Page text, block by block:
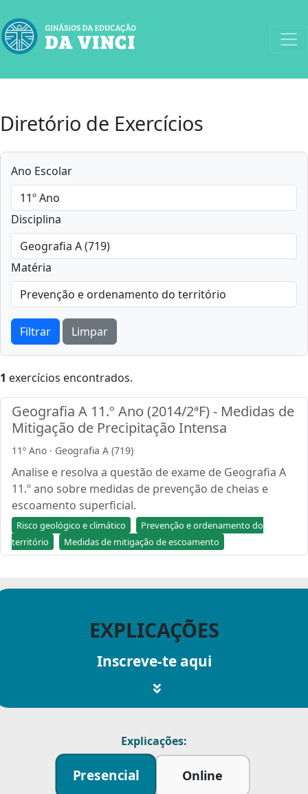
Diretório de Exercícios
Ano Escolar
Disciplina
Matéria
Filtrar Limpar
1 exercícios encontrados.
Geografia A 11.º Ano (2014/2ªF) - Medidas de
Mitigação de Precipitação Intensa
11º Ano · Geografia A (719)
Analise e resolva a questão de exame de Geografia A
11.º ano sobre medidas de prevenção de cheias e
escoamento superficial.
Risco geológico e climático
Prevenção e ordenamento do
território
Medidas de mitigação de escoamento
EXPLICAÇÕES
Inscreve-te aqui
Explicações:
Presencial Online